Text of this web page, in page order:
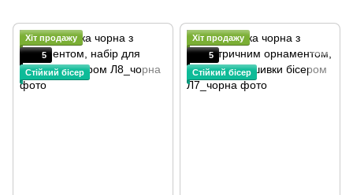
Хіт продажу
5
Стійкий бісер
Хіт продажу
5
Стійкий бісер